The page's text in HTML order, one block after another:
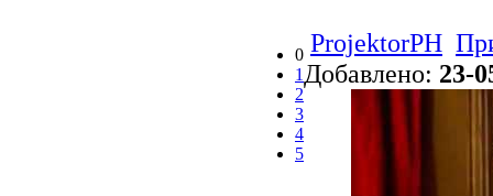
0
1
2
3
4
5
ProjektorPH
Добавлено: 23-